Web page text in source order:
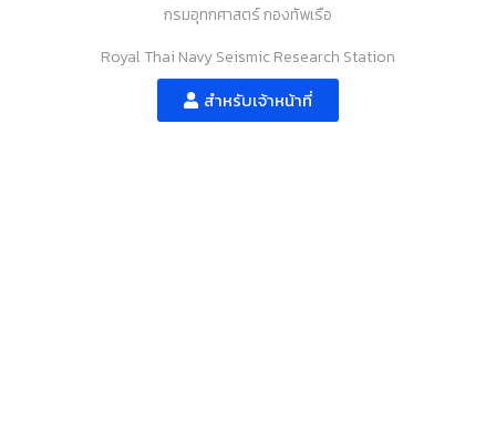
กรมอุทกศาสตร์ กองทัพเรือ
Royal Thai Navy Seismic Research Station
สำหรับเจ้าหน้าที่